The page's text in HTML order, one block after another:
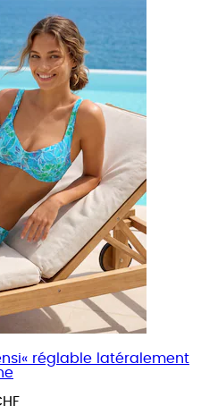
réglable latéralement